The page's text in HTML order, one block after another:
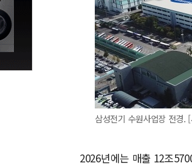
삼성전기 수원사업장 전경.
2026년에는 매출 12조